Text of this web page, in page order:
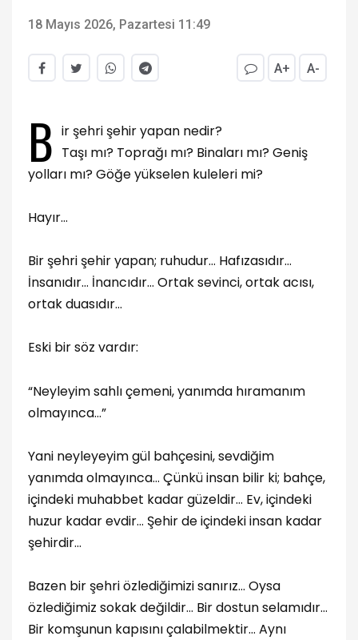
18 Mayıs 2026, Pazartesi 11:49
A+ A-
B ir şehri şehir yapan nedir?
Taşı mı? Toprağı mı? Binaları mı? Geniş
yolları mı? Göğe yükselen kuleleri mi?
Hayır…
Bir şehri şehir yapan; ruhudur… Hafızasıdır…
İnsanıdır… İnancıdır… Ortak sevinci, ortak acısı,
ortak duasıdır…
Eski bir söz vardır:
“Neyleyim sahlı çemeni, yanımda hıramanım
olmayınca…”
Yani neyleyeyim gül bahçesini, sevdiğim
yanımda olmayınca… Çünkü insan bilir ki; bahçe,
içindeki muhabbet kadar güzeldir… Ev, içindeki
huzur kadar evdir… Şehir de içindeki insan kadar
şehirdir…
Bazen bir şehri özlediğimizi sanırız… Oysa
özlediğimiz sokak değildir… Bir dostun selamıdır…
Bir komşunun kapısını çalabilmektir… Aynı